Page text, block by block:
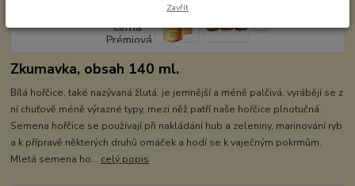
Zkumavka, obsah 140 ml.
Bílá hořčice, také nazývaná žlutá, je jemnější a méně palčivá, vyrábějí se z
ní chuťově méně výrazné typy, mezi něž patří naše hořčice plnotučná.
Semena hořčice se používají při nakládání hub a zeleniny, marinování ryb
a k přípravě některých druhů omáček a hodí se k vaječným pokrmům.
Mletá semena ho... celý popis
Zavřít